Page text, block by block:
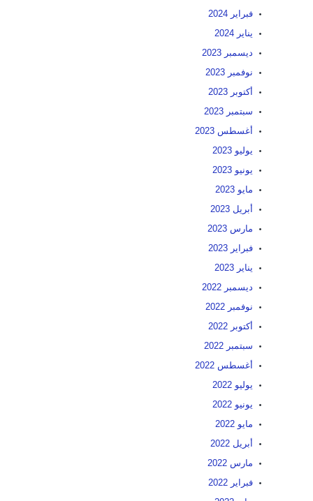
فبراير 2024
يناير 2024
ديسمبر 2023
نوفمبر 2023
أكتوبر 2023
سبتمبر 2023
أغسطس 2023
يوليو 2023
يونيو 2023
مايو 2023
أبريل 2023
مارس 2023
فبراير 2023
يناير 2023
ديسمبر 2022
نوفمبر 2022
أكتوبر 2022
سبتمبر 2022
أغسطس 2022
يوليو 2022
يونيو 2022
مايو 2022
أبريل 2022
مارس 2022
فبراير 2022